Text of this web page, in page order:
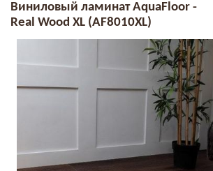
Виниловый ламинат AquaFloor -
Real Wood XL (AF8010XL)